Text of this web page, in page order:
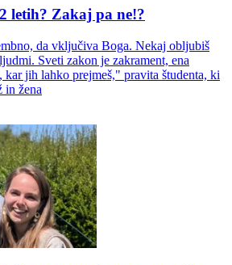
letih? Zakaj pa ne!?
da vključiva Boga. Nekaj obljubiš
Sveti zakon je zakrament, ena
kar jih lahko prejmeš," pravita študenta, ki
in žena